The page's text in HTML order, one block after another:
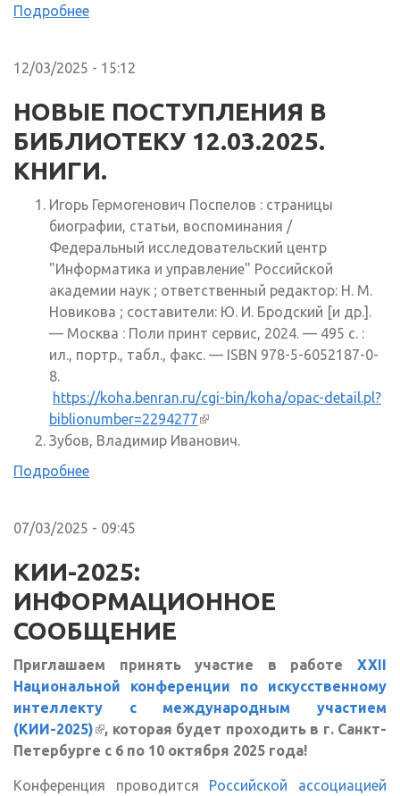
Подробнее
12/03/2025 - 15:12
НОВЫЕ ПОСТУПЛЕНИЯ В
БИБЛИОТЕКУ 12.03.2025.
КНИГИ.
Игорь Гермогенович Поспелов : страницы
биографии, статьи, воспоминания /
Федеральный исследовательский центр
"Информатика и управление" Российской
академии наук ; ответственный редактор: Н. М.
Новикова ; составители: Ю. И. Бродский [и др.].
— Москва : Поли принт сервис, 2024. — 495 с. :
ил., портр., табл., факс. — ISBN 978-5-6052187-0-
8.
https://koha.benran.ru/cgi-bin/koha/opac-detail.pl?
biblionumber=2294277(внешняя ссылка)
Зубов, Владимир Иванович.
Подробнее
07/03/2025 - 09:45
КИИ-2025:
ИНФОРМАЦИОННОЕ
СООБЩЕНИЕ
Приглашаем принять участие в работе XXII
Национальной конференции по искусственному
интеллекту с международным участием
(КИИ-2025)(внешняя ссылка)
, которая будет проходить в г. Санкт-
Петербурге с 6 по 10 октября 2025 года!
Конференция проводится Российской ассоциацией